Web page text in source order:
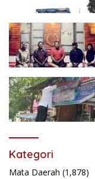
Kategori
Mata Daerah (1,878)